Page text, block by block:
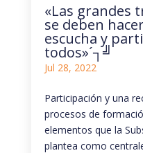
«Las grandes
se deben
escucha y
todos»´┐╝
Jul 28, 2022
Participación y una
procesos de
elementos que la
plantea como